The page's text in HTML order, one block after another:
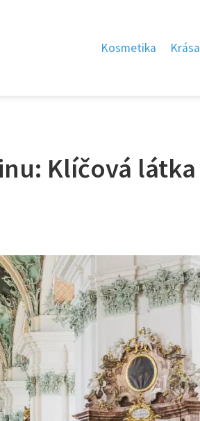
Kosmetika Krása
Klíčová látka